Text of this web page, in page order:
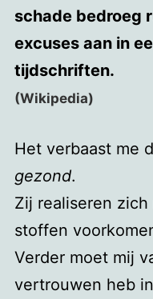
schade bedroeg
excuses aan in
tijdschriften.
(Wikipedia)
Het verbaast me
gezond.
Zij realiseren
stoffen
Verder moet mij
vertrouwen heb